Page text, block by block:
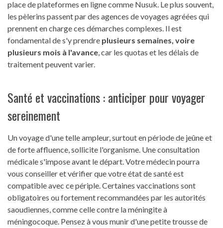
place de plateformes en ligne comme Nusuk. Le plus souvent,
les pèlerins passent par des agences de voyages agréées qui
prennent en charge ces démarches complexes. Il est
fondamental de s'y prendre plusieurs semaines, voire
plusieurs mois à l'avance, car les quotas et les délais de
traitement peuvent varier.
Santé et vaccinations : anticiper pour voyager
sereinement
Un voyage d'une telle ampleur, surtout en période de jeûne et
de forte affluence, sollicite l'organisme. Une consultation
médicale s'impose avant le départ. Votre médecin pourra
vous conseiller et vérifier que votre état de santé est
compatible avec ce périple. Certaines vaccinations sont
obligatoires ou fortement recommandées par les autorités
saoudiennes, comme celle contre la méningite à
méningocoque. Pensez à vous munir d'une petite trousse de